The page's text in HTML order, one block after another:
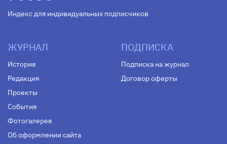
Индекс для индивидуальных подписчиков
ЖУРНАЛ
История
Редакция
Проекты
События
Фотогалерея
Об оформлении сайта
ПОДПИСКА
Подписка на журнал
Договор оферты